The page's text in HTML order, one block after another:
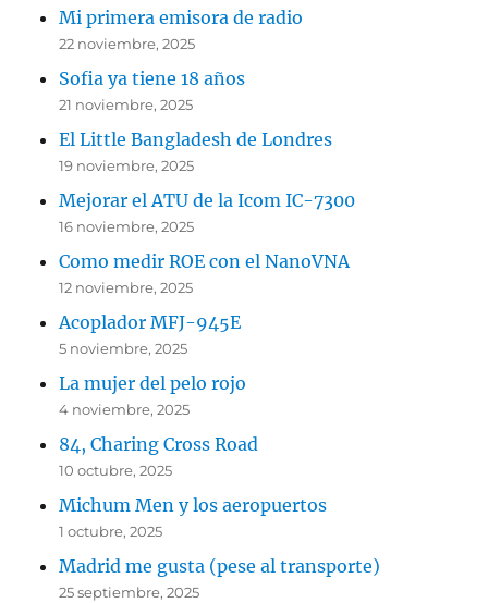
Mi primera emisora de radio
22 noviembre, 2025
Sofia ya tiene 18 años
21 noviembre, 2025
El Little Bangladesh de Londres
19 noviembre, 2025
Mejorar el ATU de la Icom IC-7300
16 noviembre, 2025
Como medir ROE con el NanoVNA
12 noviembre, 2025
Acoplador MFJ-945E
5 noviembre, 2025
La mujer del pelo rojo
4 noviembre, 2025
84, Charing Cross Road
10 octubre, 2025
Michum Men y los aeropuertos
1 octubre, 2025
Madrid me gusta (pese al transporte)
25 septiembre, 2025